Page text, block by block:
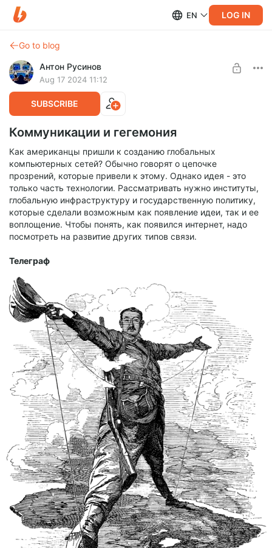
EN LOG IN
Go to blog
Антон Русинов
Aug 17 2024 11:12
SUBSCRIBE
Коммуникации и гегемония
Как американцы пришли к созданию глобальных
компьютерных сетей? Обычно говорят о цепочке
прозрений, которые привели к этому. Однако идея - это
только часть технологии. Рассматривать нужно институты,
глобальную инфраструктуру и государственную политику,
которые сделали возможным как появление идеи, так и ее
воплощение. Чтобы понять, как появился интернет, надо
посмотреть на развитие других типов связи.
Телеграф